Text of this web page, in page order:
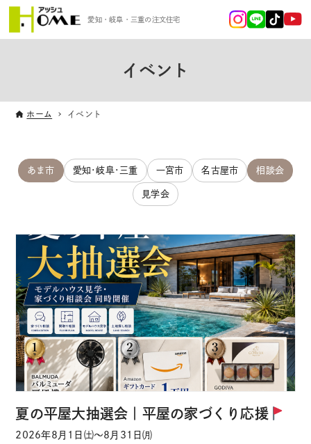
愛知・岐阜・三重の注文住宅
イベント
ホーム イベント
あま市 愛知･岐阜･三重 一宮市 名古屋市 相談会
見学会
夏の平屋大抽選会｜平屋の家づくり応援
2026年8月1日㈯～8月31日㈪